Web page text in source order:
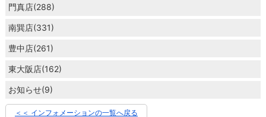
門真店(288)
南巽店(331)
豊中店(261)
東大阪店(162)
お知らせ(9)
＜＜ インフォメーションの一覧へ戻る